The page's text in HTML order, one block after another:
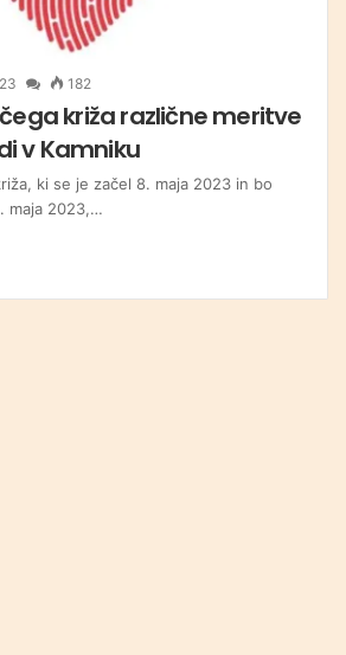
182
križa različne meritve
v Kamniku
ki se je začel 8. maja 2023 in bo
maja 2023,…